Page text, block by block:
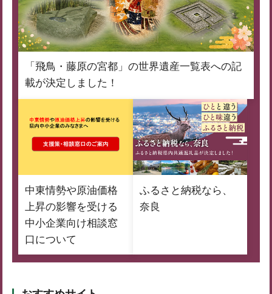
「飛鳥・藤原の宮都」の世界遺産一覧表への記
載が決定しました！
中東情勢や原油価格
上昇の影響を受ける
中小企業向け相談窓
口について
ふるさと納税なら、
奈良